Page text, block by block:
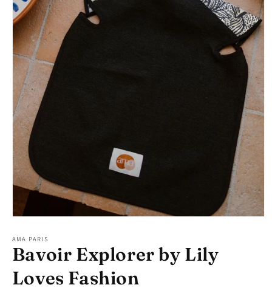
média
1
dans
fenêtre
modale
AMA PARIS
Bavoir Explorer by Lily
Loves Fashion